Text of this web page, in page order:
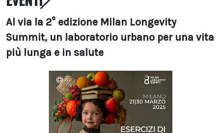
Al via la 2° edizione Milan Longevity
Summit, un laboratorio urbano per una vita
più lunga e in salute